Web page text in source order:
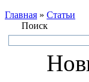
Главная » Статьи
Поиск